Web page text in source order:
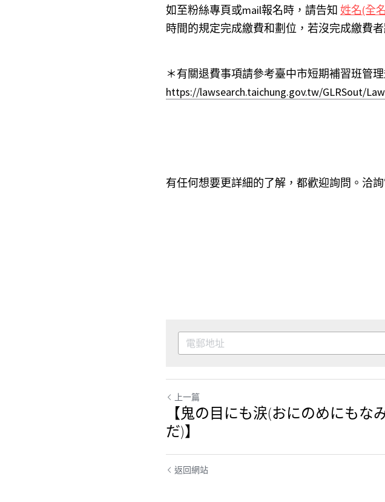
如至粉絲專頁或mail報名時，請告知 姓名(全
時間的規定完成繳費和劃位，若沒完成繳費
＊有關退費事項請參考臺中市短期補習班管
https://lawsearch.taichung.gov.tw/GLRSout/
有任何想要更詳細的了解，都歡迎詢問。洽詢
上一篇
【鬼の目にも涙(おにのめにもな
だ)】
返回網站